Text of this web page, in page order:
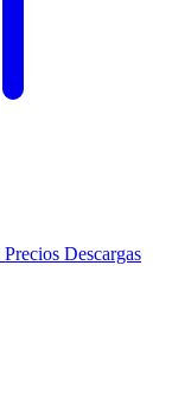
Precios Descargas